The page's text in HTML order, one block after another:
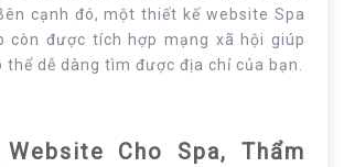
cạnh đó, một thiết kế website Spa
còn được tích hợp mạng xã hội giúp
thể dễ dàng tìm được địa chỉ của bạn.
Cho Spa, Thẩm